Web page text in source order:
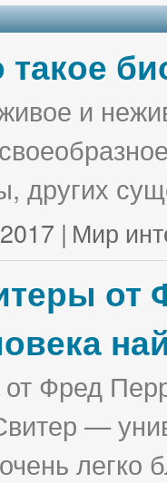
такое
и
других
| Мир
от
Фред
—
легко